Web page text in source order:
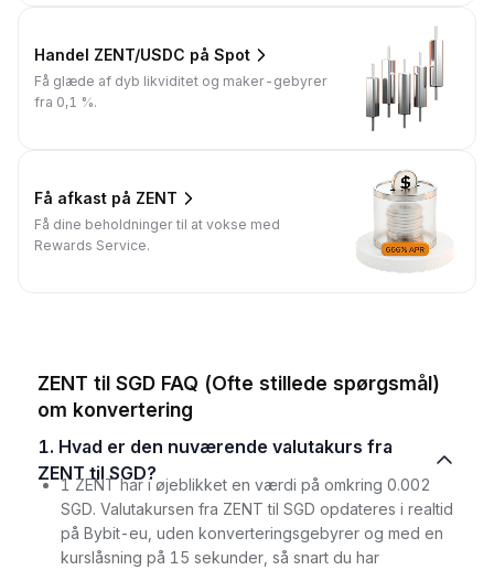
Handel ZENT/USDC på Spot
Få glæde af dyb likviditet og maker-gebyrer
fra 0,1 %.
Få afkast på ZENT
Få dine beholdninger til at vokse med
Rewards Service.
ZENT til SGD FAQ (Ofte stillede spørgsmål)
om konvertering
1. Hvad er den nuværende valutakurs fra
ZENT til SGD?
1 ZENT har i øjeblikket en værdi på omkring 0.002
SGD. Valutakursen fra ZENT til SGD opdateres i realtid
på Bybit-eu, uden konverteringsgebyrer og med en
kurslåsning på 15 sekunder, så snart du har